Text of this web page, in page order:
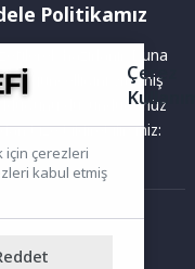
Politikamız
hazırlanır. Buna
güncelliğini yitirmiş
olduğunu düşündüğünüz
bize bildirebilirsiniz:
kopyalanamaz,
Çerez
için çerezleri
kabul etmiş